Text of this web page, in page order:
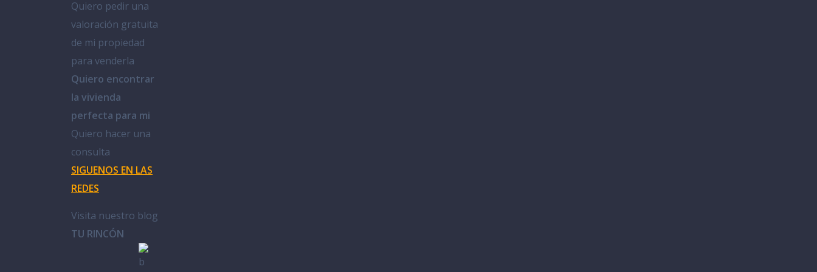
Quiero pedir una
valoración gratuita
de mi propiedad
para venderla
Quiero encontrar
la vivienda
perfecta para mi
Quiero hacer una
consulta
SIGUENOS EN LAS
REDES
Visita nuestro blog
TU RINCÓN